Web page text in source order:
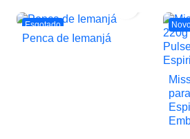
Esgotado
Penca de Iemanjá